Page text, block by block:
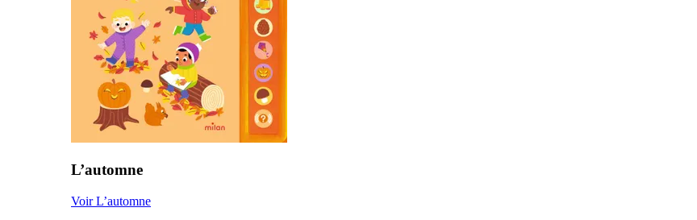
L’automne
Voir L’automne